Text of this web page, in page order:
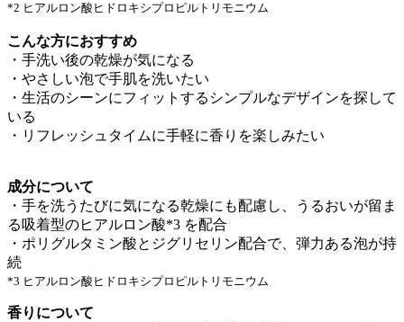
*2 ヒアルロン酸ヒドロキシプロピルトリモニウム
こんな方におすすめ
・手洗い後の乾燥が気になる
・やさしい泡で手肌を洗いたい
・生活のシーンにフィットするシンプルなデザインを探して
いる
・リフレッシュタイムに手軽に香りを楽しみたい
成分について
・手を洗うたびに気になる乾燥にも配慮し、うるおいが留ま
る吸着型のヒアルロン酸*3 を配合
・ポリグルタミン酸とジグリセリン配合で、弾力ある泡が持
続
*3 ヒアルロン酸ヒドロキシプロピルトリモニウム
香りについて